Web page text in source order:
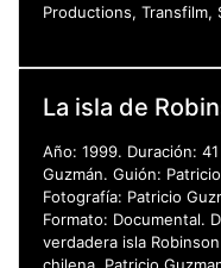
Productions,
La isla de
Año: 1999. Duración:
Guzmán. Guión:
Fotografía: Patricio
Formato: Documental.
verdadera isla
chilena. Patricio